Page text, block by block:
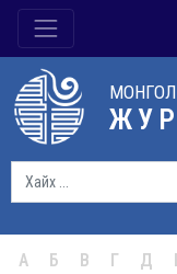
А Б В Г Д